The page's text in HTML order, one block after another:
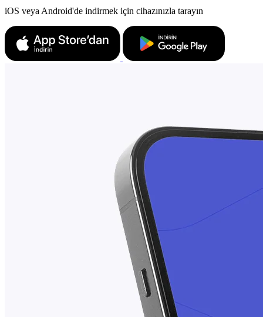
iOS veya Android'de indirmek için cihazınızla tarayın